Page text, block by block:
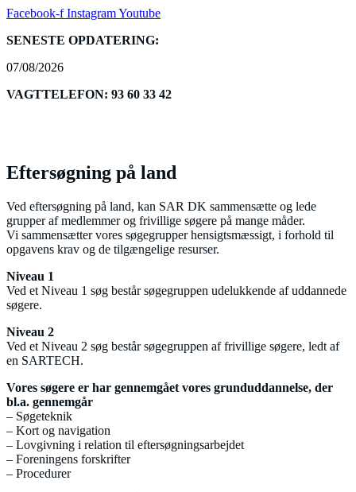
Facebook-f InstagramYoutube
SENESTE OPDATERING:
07/08/2026
VAGTTELEFON: 93 60 33 42
Eftersøgning på land
Ved eftersøgning på land, kan SAR DK sammensætte og lede
grupper af medlemmer og frivillige søgere på mange måder.
Vi sammensætter vores søgegrupper hensigtsmæssigt, i forhold til
opgavens krav og de tilgængelige resurser.
Niveau 1
Ved et Niveau 1 søg består søgegruppen udelukkende af uddannede
søgere.
Niveau 2
Ved et Niveau 2 søg består søgegruppen af frivillige søgere, ledt af
en SARTECH.
Vores søgere er har gennemgået vores grunduddannelse, der
bl.a. gennemgår
– Søgeteknik
– Kort og navigation
– Lovgivning i relation til eftersøgningsarbejdet
– Foreningens forskrifter
– Procedurer